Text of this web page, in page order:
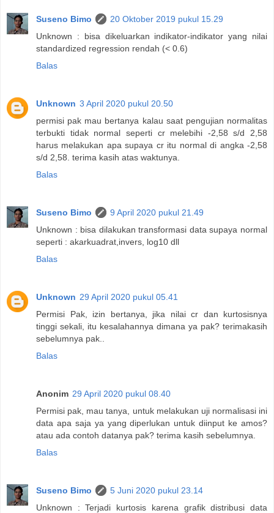
Suseno Bimo
20 Oktober 2019 pukul 15.29
Unknown : bisa dikeluarkan indikator-indikator yang nilai
standardized regression rendah (< 0.6)
Balas
Unknown 3 April 2020 pukul 20.50
permisi pak mau bertanya kalau saat pengujian normalitas
terbukti tidak normal seperti cr melebihi -2,58 s/d 2,58
harus melakukan apa supaya cr itu normal di angka -2,58
s/d 2,58. terima kasih atas waktunya.
Balas
Suseno Bimo
9 April 2020 pukul 21.49
Unknown : bisa dilakukan transformasi data supaya normal
seperti : akarkuadrat,invers, log10 dll
Balas
Unknown 29 April 2020 pukul 05.41
Permisi Pak, izin bertanya, jika nilai cr dan kurtosisnya
tinggi sekali, itu kesalahannya dimana ya pak? terimakasih
sebelumnya pak..
Balas
Anonim 29 April 2020 pukul 08.40
Permisi pak, mau tanya, untuk melakukan uji normalisasi ini
data apa saja ya yang diperlukan untuk diinput ke amos?
atau ada contoh datanya pak? terima kasih sebelumnya.
Balas
Suseno Bimo
5 Juni 2020 pukul 23.14
Unknown : Terjadi kurtosis karena grafik distribusi data